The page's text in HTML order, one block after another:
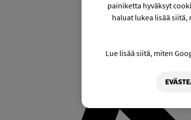
painiketta hyväksyt
haluat lukea lisää
Lue lisää siitä, miten